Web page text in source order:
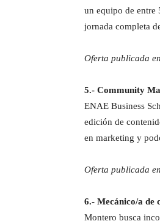
un equipo de entre
jornada completa
Oferta publicada
5.- Community
ENAE Business
edición de
en marketing y
Oferta publicada
6.- Mecánico/a de
Montero busca